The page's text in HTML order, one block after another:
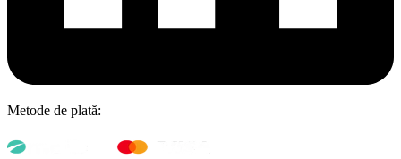
Metode de plată: